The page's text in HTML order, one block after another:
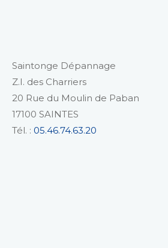
Saintonge Dépannage
Z.I. des Charriers
20 Rue du Moulin de Paban
17100 SAINTES
Tél. : 05.46.74.63.20